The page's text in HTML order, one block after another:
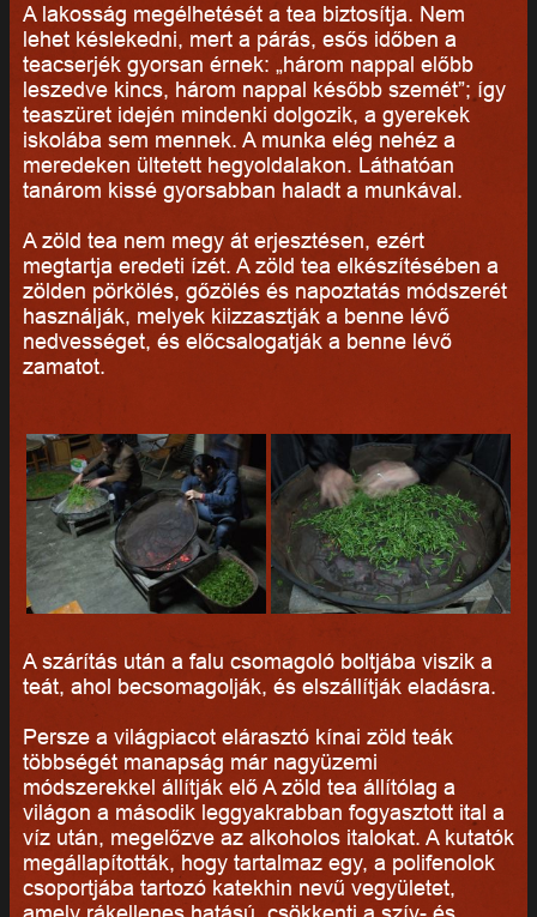
A lakosság megélhetését a tea biztosítja. Nem
lehet késlekedni, mert a párás, esős időben a
teacserjék gyorsan érnek: „három nappal előbb
leszedve kincs, három nappal később szemét”; így
teaszüret idején mindenki dolgozik, a gyerekek
iskolába sem mennek. A munka elég nehéz a
meredeken ültetett hegyoldalakon. Láthatóan
tanárom kissé gyorsabban haladt a munkával.
A zöld tea nem megy át erjesztésen, ezért
megtartja eredeti ízét. A zöld tea elkészítésében a
zölden pörkölés, gőzölés és napoztatás módszerét
használják, melyek kiizzasztják a benne lévő
nedvességet, és előcsalogatják a benne lévő
zamatot.
A szárítás után a falu csomagoló boltjába viszik a
teát, ahol becsomagolják, és elszállítják eladásra.
Persze a világpiacot elárasztó kínai zöld teák
többségét manapság már nagyüzemi
módszerekkel állítják elő A zöld tea állítólag a
világon a második leggyakrabban fogyasztott ital a
víz után, megelőzve az alkoholos italokat. A kutatók
megállapították, hogy tartalmaz egy, a polifenolok
csoportjába tartozó katekhin nevű vegyületet,